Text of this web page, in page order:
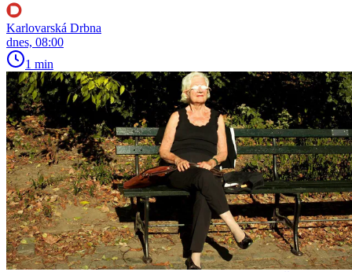
Karlovarská Drbna
dnes, 08:00
1 min